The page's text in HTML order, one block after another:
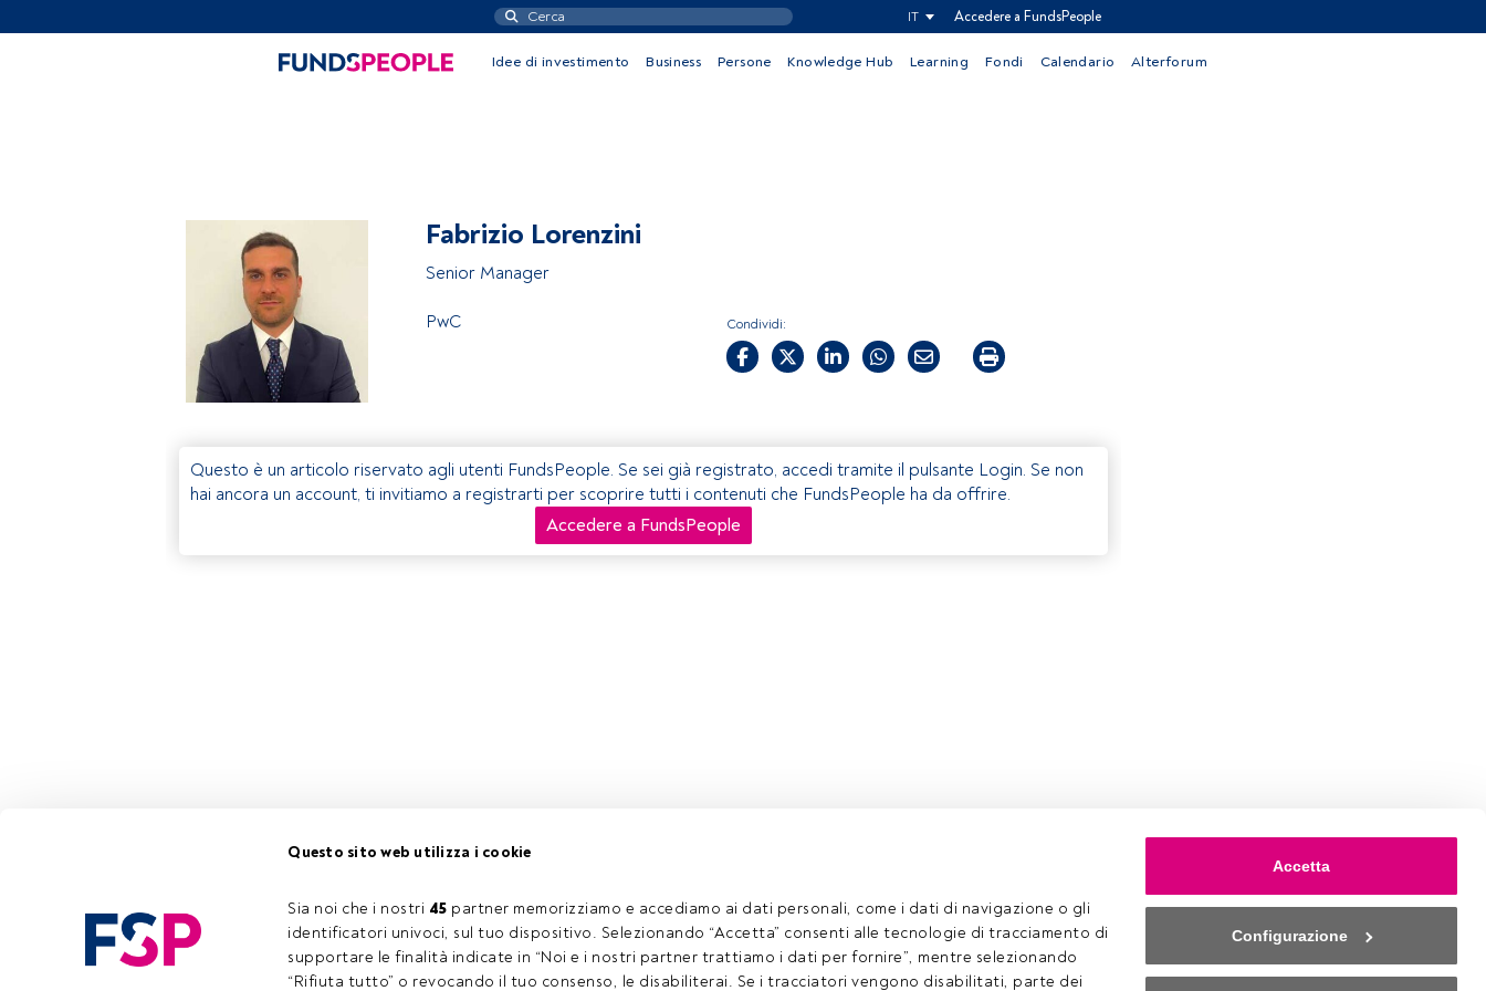
Questo sito web utilizza i cookie
Sia noi che i nostri 45 partner memorizziamo e accediamo ai dati personali, come i dati di navigazione o gli
identificatori univoci, sul tuo dispositivo. Selezionando “Accetta” consenti alle tecnologie di tracciamento di
supportare le finalità indicate in “Noi e i nostri partner trattiamo i dati per fornire”, mentre selezionando
“Rifiuta tutto” o revocando il tuo consenso, le disabiliterai. Se i tracciatori vengono disabilitati, parte dei
Accetta
Configurazione
IT Accedere a FundsPeople
Idee di investimento Business Persone Knowledge Hub Learning Fondi Calendario Alterforum
Fabrizio Lorenzini
Senior Manager
PwC Condividi:
Questo è un articolo riservato agli utenti FundsPeople. Se sei già registrato, accedi tramite il pulsante Login. Se non
hai ancora un account, ti invitiamo a registrarti per scoprire tutti i contenuti che FundsPeople ha da offrire.
Accedere a FundsPeople